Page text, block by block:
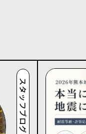
スタッフブログ